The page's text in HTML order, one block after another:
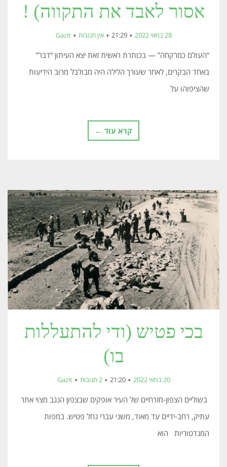
אסור לאבד את התקווה) !
28 במאי 2022 21:29 אין תגובות Gazit
“העולם כמרקחה” — בכותרת ראשית זאת יצא העיתון “דבר”
באחד הבקרים, לאחר שעורך הלילה היה מבולבל מרוב הידיעות
שהציפוהו על
קרא עוד ←
בכי פטיש (ודי להתעללות
בו)
20 במאי 2022 21:20 2 תגובות Gazit
בשוליים הצפון-מזרחיים של העיר אופקים שבצפון הנגב מצוי אתר
עתיק, רחב-ידיים עד מאוד, משני עברי נחל פטיש. במפות
המנדטוריות הוא